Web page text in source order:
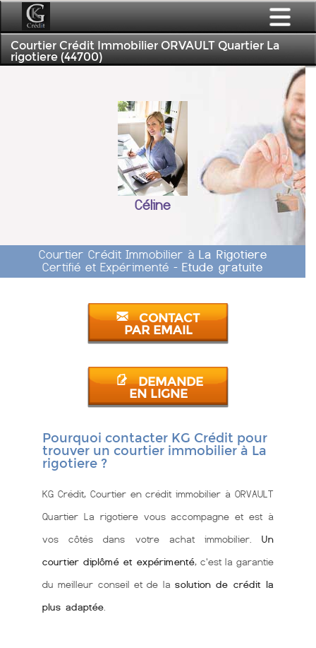
Courtier Crédit Immobilier ORVAULT Quartier La
rigotiere (44700)
Céline
Courtier Crédit Immobilier à La Rigotiere
Certifié et Expérimenté - Etude gratuite
CONTACT
PAR EMAIL
DEMANDE
EN LIGNE
Pourquoi contacter KG Crédit pour
trouver un courtier immobilier à La
rigotiere ?
KG Crédit, Courtier en crédit immobilier à ORVAULT
Quartier La rigotiere vous accompagne et est à
vos côtés dans votre achat immobilier. Un
courtier diplômé et expérimenté, c'est la garantie
du meilleur conseil et de la solution de crédit la
plus adaptée